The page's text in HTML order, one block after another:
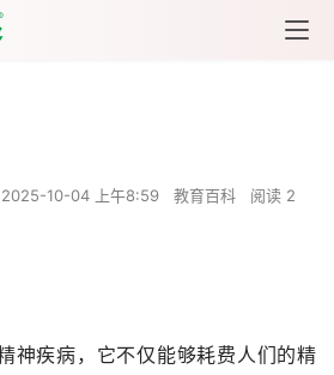
2025-10-04 上午8:59 教育百科 阅读 2
神疾病，它不仅能够耗费人们的精